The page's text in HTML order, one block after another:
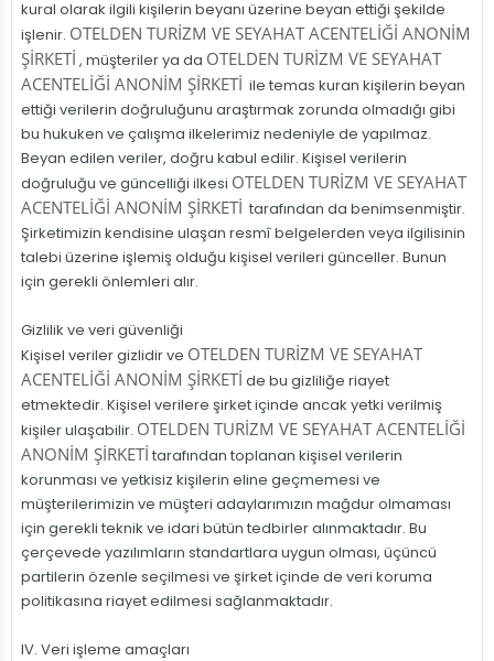
kural olarak ilgili kişilerin beyanı üzerine beyan ettiği şekilde
işlenir. OTELDEN TURİZM VE SEYAHAT ACENTELİĞİ ANONİM
ŞİRKETİ , müşteriler ya da OTELDEN TURİZM VE SEYAHAT
ACENTELİĞİ ANONİM ŞİRKETİ ile temas kuran kişilerin beyan
ettiği verilerin doğruluğunu araştırmak zorunda olmadığı gibi
bu hukuken ve çalışma ilkelerimiz nedeniyle de yapılmaz.
Beyan edilen veriler, doğru kabul edilir. Kişisel verilerin
doğruluğu ve güncelliği ilkesi OTELDEN TURİZM VE SEYAHAT
ACENTELİĞİ ANONİM ŞİRKETİ tarafından da benimsenmiştir.
Şirketimizin kendisine ulaşan resmî belgelerden veya ilgilisinin
talebi üzerine işlemiş olduğu kişisel verileri günceller. Bunun
için gerekli önlemleri alır.
Gizlilik ve veri güvenliği
Kişisel veriler gizlidir ve OTELDEN TURİZM VE SEYAHAT
ACENTELİĞİ ANONİM ŞİRKETİ de bu gizliliğe riayet
etmektedir. Kişisel verilere şirket içinde ancak yetki verilmiş
kişiler ulaşabilir. OTELDEN TURİZM VE SEYAHAT ACENTELİĞİ
ANONİM ŞİRKETİ tarafından toplanan kişisel verilerin
korunması ve yetkisiz kişilerin eline geçmemesi ve
müşterilerimizin ve müşteri adaylarımızın mağdur olmaması
için gerekli teknik ve idari bütün tedbirler alınmaktadır. Bu
çerçevede yazılımların standartlara uygun olması, üçüncü
partilerin özenle seçilmesi ve şirket içinde de veri koruma
politikasına riayet edilmesi sağlanmaktadır.
IV. Veri işleme amaçları